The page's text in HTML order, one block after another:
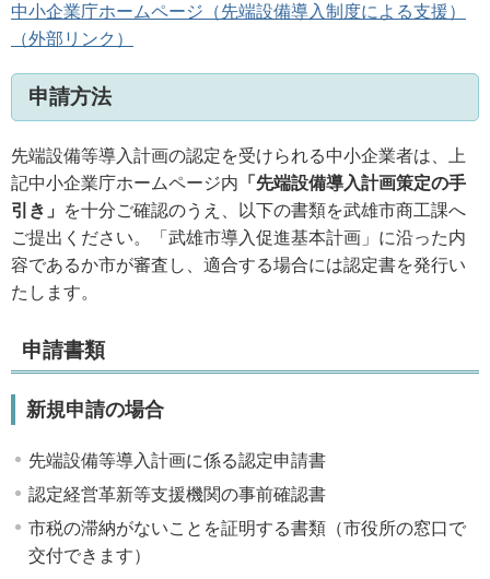
中小企業庁ホームページ（先端設備導入制度による支援）
（外部リンク）
申請方法
先端設備等導入計画の認定を受けられる中小企業者は、上
記中小企業庁ホームページ内 「先端設備導入計画策定の手
引き」
を十分ご確認のうえ、以下の書類を武雄市商工課へ
ご提出ください。「武雄市導入促進基本計画」に沿った内
容であるか市が審査し、適合する場合には認定書を発行い
たします。
申請書類
新規申請の場合
先端設備等導入計画に係る認定申請書
認定経営革新等支援機関の事前確認書
市税の滞納がないことを証明する書類（市役所の窓口で
交付できます）